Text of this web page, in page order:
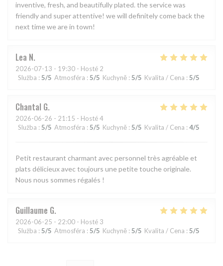
inventive, fresh, and beautifully plated. the service was
friendly and super attentive! we will definitely come back the
next time we are in town!
Lea N
2026-07-13 - 19:30 - Hosté 2
Služba : 5/5 Atmosféra : 5/5 Kuchyně : 5/5 Kvalita / Cena : 5/5
Chantal G
2026-06-26 - 21:15 - Hosté 4
Služba : 5/5 Atmosféra : 5/5 Kuchyně : 5/5 Kvalita / Cena : 4/5
Petit restaurant charmant avec personnel très agréable et
plats délicieux avec toujours une petite touche originale.
Nous nous sommes régalés !
Guillaume G
2026-06-25 - 22:00 - Hosté 3
Služba : 5/5 Atmosféra : 5/5 Kuchyně : 5/5 Kvalita / Cena : 5/5